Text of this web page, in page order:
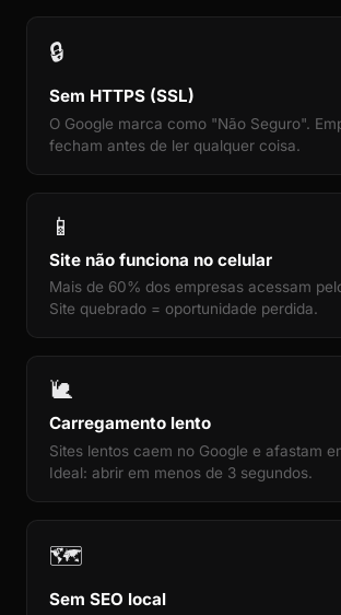
🔒
Sem HTTPS (SSL)
O Google marca como "Não Seguro".
fecham antes de ler qualquer coisa.
📱
Site não funciona no celular
Mais de 60% dos empresas acessam
Site quebrado = oportunidade perdida.
🐌
Carregamento lento
Sites lentos caem no Google e afastam
Ideal: abrir em menos de 3 segundos.
🗺️
Sem SEO local